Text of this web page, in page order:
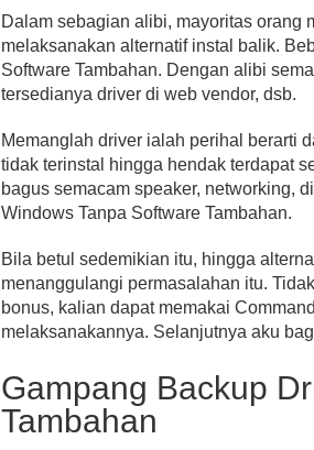
Dalam sebagian alibi, mayoritas orang
melaksanakan alternatif instal balik.
Software Tambahan. Dengan alibi
tersedianya driver di web vendor, dsb.
Memanglah driver ialah perihal berarti
tidak terinstal hingga hendak terdapat
bagus semacam speaker, networking,
Windows Tanpa Software Tambahan.
Bila betul sedemikian itu, hingga
menanggulangi permasalahan itu.
bonus, kalian dapat memakai
melaksanakannya. Selanjutnya aku
Gampang Backup
Tambahan